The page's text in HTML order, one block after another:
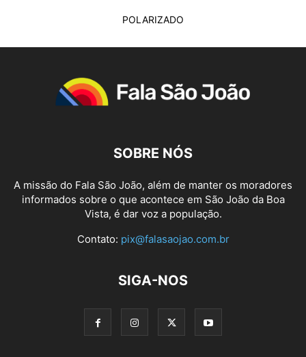
POLARIZADO
SOBRE NÓS
A missão do Fala São João, além de manter os moradores
informados sobre o que acontece em São João da Boa
Vista, é dar voz a população.
Contato: pix@falasaojao.com.br
SIGA-NOS